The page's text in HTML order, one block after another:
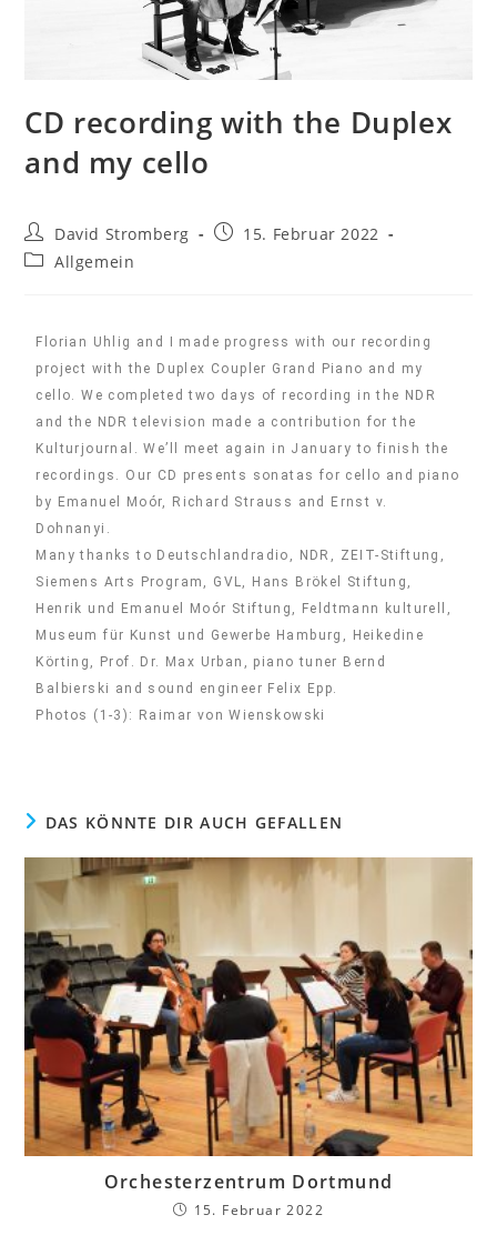
CD recording with the Duplex
and my cello
David Stromberg
15. Februar 2022
Allgemein
Florian Uhlig and I made progress with our recording
project with the Duplex Coupler Grand Piano and my
cello. We completed two days of recording in the NDR
and the NDR television made a contribution for the
Kulturjournal. We’ll meet again in January to finish the
recordings. Our CD presents sonatas for cello and piano
by Emanuel Moór, Richard Strauss and Ernst v.
Dohnanyi.
Many thanks to Deutschlandradio, NDR, ZEIT-Stiftung,
Siemens Arts Program, GVL, Hans Brökel Stiftung,
Henrik und Emanuel Moór Stiftung, Feldtmann kulturell,
Museum für Kunst und Gewerbe Hamburg, Heikedine
Körting, Prof. Dr. Max Urban, piano tuner Bernd
Balbierski and sound engineer Felix Epp.
Photos (1-3): Raimar von Wienskowski
DAS KÖNNTE DIR AUCH GEFALLEN
Orchesterzentrum Dortmund
15. Februar 2022